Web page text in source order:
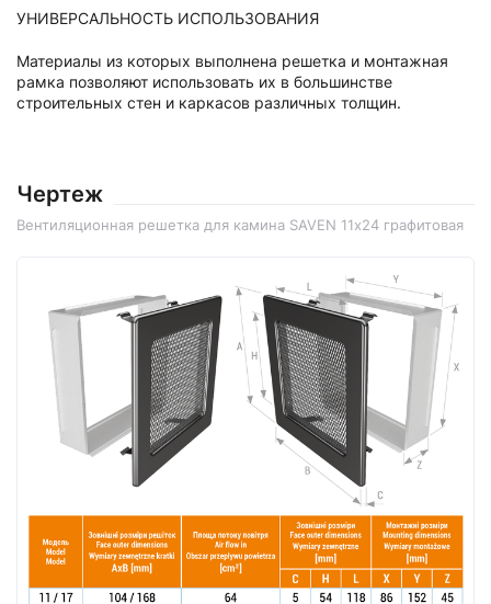
УНИВЕРСАЛЬНОСТЬ ИСПОЛЬЗОВАНИЯ
Материалы из которых выполнена решетка и монтажная
рамка позволяют использовать их в большинстве
строительных стен и каркасов различных толщин.
Чертеж
Вентиляционная решетка для камина SAVEN 11х24 графитовая